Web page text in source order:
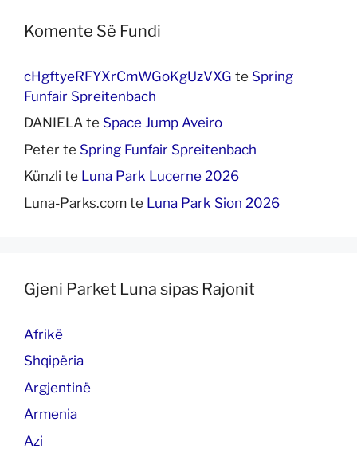
Komente Së Fundi
cHgftyeRFYXrCmWGoKgUzVXG te Spring
Funfair Spreitenbach
DANIELA te Space Jump Aveiro
Peter te Spring Funfair Spreitenbach
Künzli te Luna Park Lucerne 2026
Luna-Parks.com te Luna Park Sion 2026
Gjeni Parket Luna sipas Rajonit
Afrikë
Shqipëria
Argjentinë
Armenia
Azi